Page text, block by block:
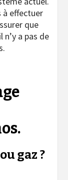
à effectuer
que
a pas de
gaz ?